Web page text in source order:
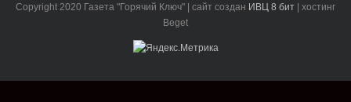
Copyright 2020 Газета "Горячий Ключ" | сайт создан ИВЦ 8 бит | хостинг
Beget